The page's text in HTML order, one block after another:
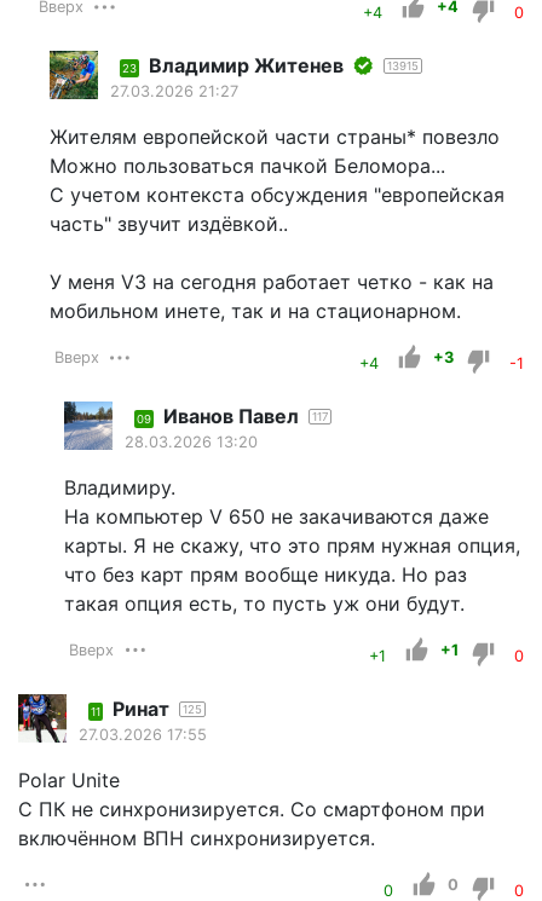
Вверх +4 +4 0
23 Владимир Житенев 13915
27.03.2026 21:27
Жителям европейской части страны* повезло
Можно пользоваться пачкой Беломора...
С учетом контекста обсуждения "европейская
часть" звучит издёвкой..
У меня V3 на сегодня работает четко - как на
мобильном инете, так и на стационарном.
Вверх +4 +3 -1
09 Иванов Павел 117
28.03.2026 13:20
Владимиру.
На компьютер V 650 не закачиваются даже
карты. Я не скажу, что это прям нужная опция,
что без карт прям вообще никуда. Но раз
такая опция есть, то пусть уж они будут.
Вверх +1 +1 0
11 Ринат 125
27.03.2026 17:55
Polar Unite
С ПК не синхронизируется. Со смартфоном при
включённом ВПН синхронизируется.
0 0 0